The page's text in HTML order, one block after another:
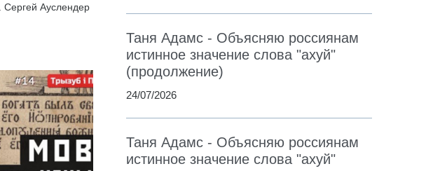
Ауслендер
Таня Адамс - Объясняю россиянам
истинное значение слова "ахуй"
(продолжение)
24/07/2026
Таня Адамс - Объясняю россиянам
истинное значение слова "ахуй"